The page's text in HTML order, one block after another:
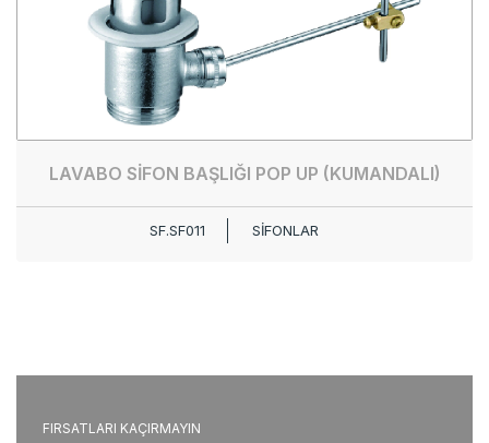
LAVABO SİFON BAŞLIĞI POP UP (KUMANDALI)
SF.SF011 SİFONLAR
FIRSATLARI KAÇIRMAYIN